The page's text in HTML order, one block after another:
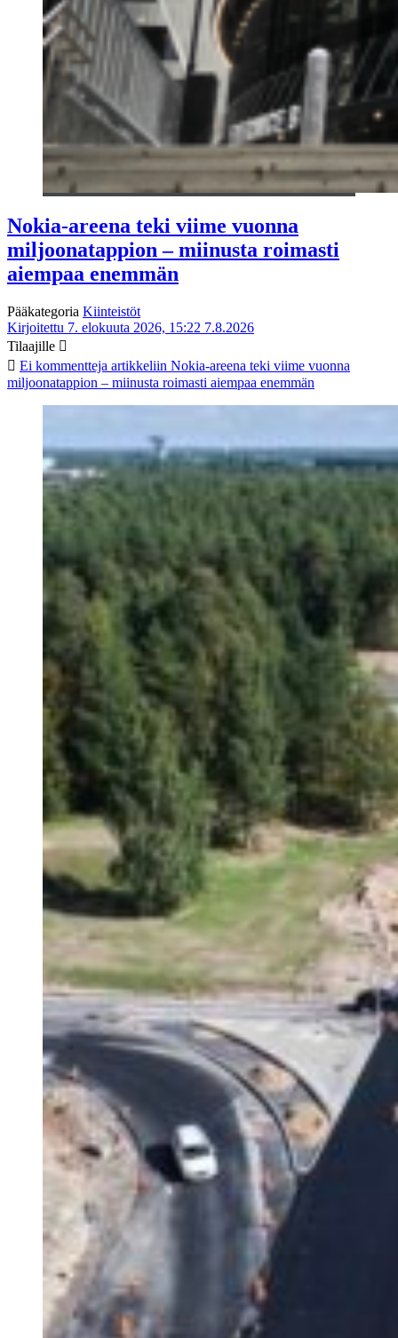
Nokia-areena teki viime vuonna
miljoonatappion – miinusta roimasti
aiempaa enemmän
Pääkategoria Kiinteistöt
Kirjoitettu 7. elokuuta 2026, 15:22 7.8.2026
Tilaajille
Ei kommentteja artikkeliin Nokia-areena teki viime vuonna
miljoonatappion – miinusta roimasti aiempaa enemmän